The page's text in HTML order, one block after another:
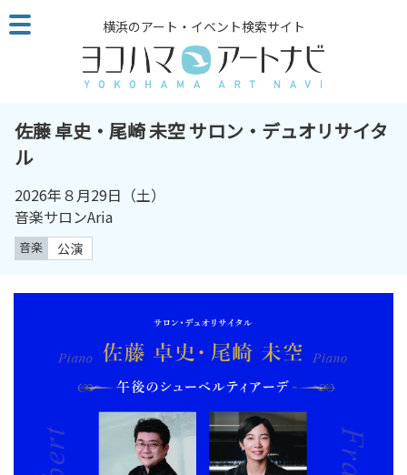
こ
の
ペ
横浜のアート・イベント検索サイト
佐藤 卓史・尾崎 未空 サロン・デュオリサイタ
ル
2026年８月29日（土）
音楽サロンAria
音楽 公演